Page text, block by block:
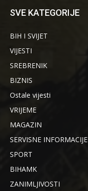
SVE KATEGORIJE
BIH I SVIJET
VIJESTI
SREBRENIK
BIZNIS
Ostale vijesti
VRIJEME
MAGAZIN
SERVISNE INFORMACIJE
SPORT
BIHAMK
ZANIMLJIVOSTI